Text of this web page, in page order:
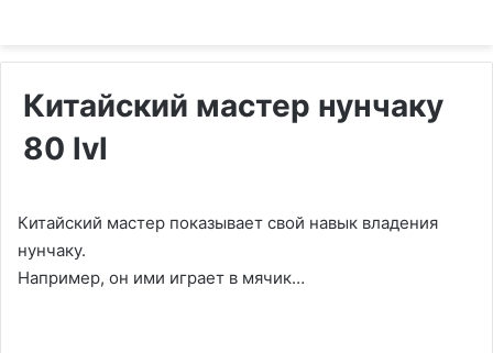
Китайский мастер нунчаку
80 lvl
Китайский мастер показывает свой навык владения
нунчаку.
Например, он ими играет в мячик…